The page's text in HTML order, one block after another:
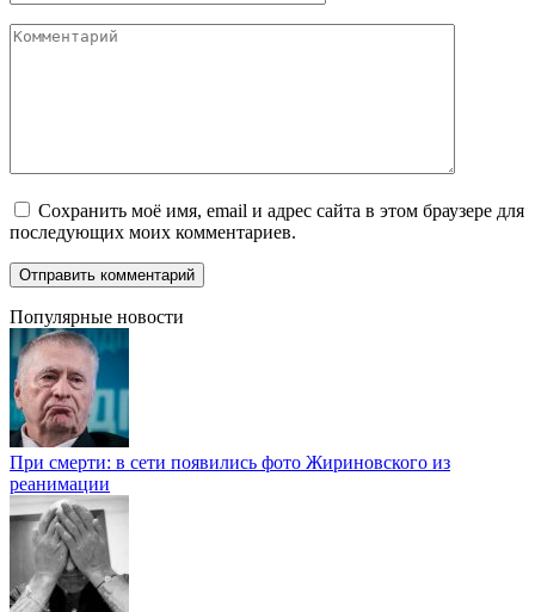
Комментарий
Сохранить моё имя, email и адрес сайта в этом браузере для
последующих моих комментариев.
Популярные новости
При смерти: в сети появились фото Жириновского из
реанимации